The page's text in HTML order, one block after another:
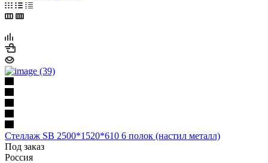
Стеллаж SB 2500*1520*610 6 полок (настил металл)
Под заказ
Россия